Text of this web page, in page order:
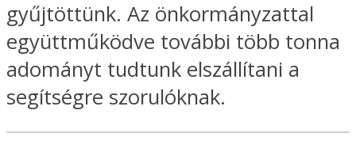
gyűjtöttünk. Az önkormányzattal
együttműködve további több tonna
adományt tudtunk elszállítani a
segítségre szorulóknak.